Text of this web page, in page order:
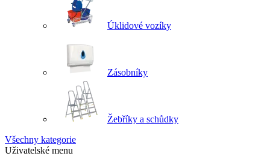
Úklidové vozíky
Zásobníky
Žebříky a schůdky
Všechny kategorie
Uživatelské menu